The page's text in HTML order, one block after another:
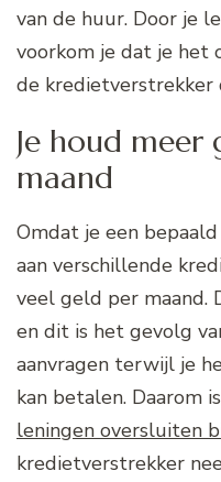
van de huur. Door je
voorkom je dat je het
de kredietverstrekker
Je houd meer
maand
Omdat je een
aan verschillende
veel geld per maand.
en dit is het gevolg
aanvragen terwijl je
kan betalen. Daarom
leningen oversluiten
kredietverstrekker